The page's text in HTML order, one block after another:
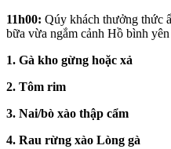
11h00: Qúy khách thưởng thức
bữa vừa ngắm cảnh Hồ bình
1. Gà kho gừng hoặc xả
2. Tôm rim
3. Nai/bò xào thập cẩm
4. Rau rừng xào Lòng gà